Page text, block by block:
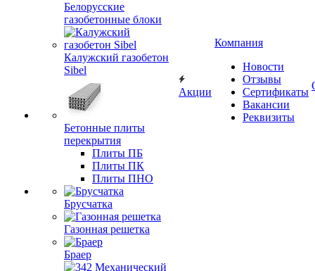
Белорусские
газобетонные блоки
Калужский газобетон
Sibel
Бетонные плиты
перекрытия
Плиты ПБ
Плиты ПК
Плиты ПНО
Брусчатка
Газонная решетка
Браер
Акции
Компания
Новости
Отзывы
Сертификаты
Вакансии
Реквизиты